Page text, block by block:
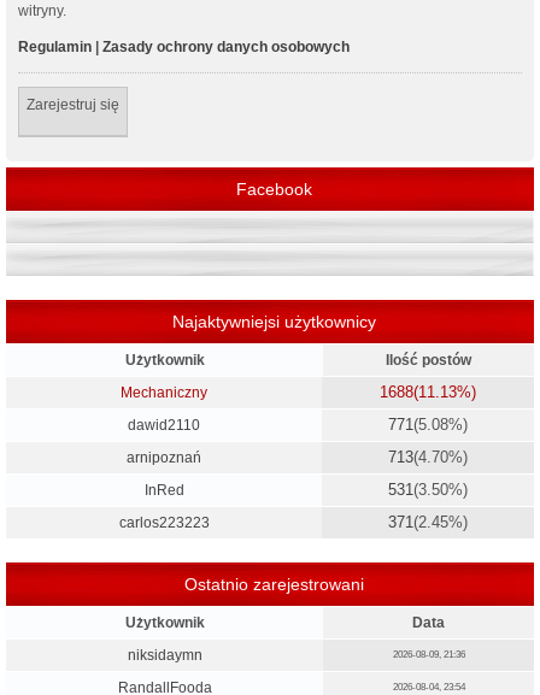
witryny.
Regulamin Zasady ochrony danych osobowych
Zarejestruj się
Facebook
Najaktywniejsi użytkownicy
Użytkownik
Ilość postów
Mechaniczny
1688(11.13%)
dawid2110 771(5.08%)
arnipoznań 713(4.70%)
InRed 531(3.50%)
carlos223223 371(2.45%)
Ostatnio zarejestrowani
Użytkownik
Data
niksidaymn
2026-08-09, 21:36
RandallFooda 2026-08-04, 23:54